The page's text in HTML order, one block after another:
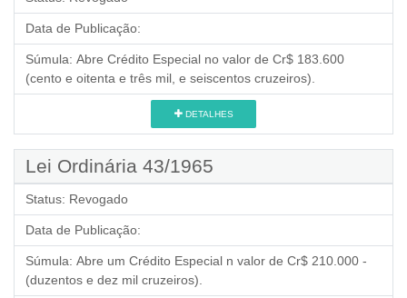
Data de Publicação:
Súmula: Abre Crédito Especial no valor de Cr$ 183.600
(cento e oitenta e três mil, e seiscentos cruzeiros).
DETALHES
Lei Ordinária 43/1965
Status: Revogado
Data de Publicação:
Súmula: Abre um Crédito Especial n valor de Cr$ 210.000 -
(duzentos e dez mil cruzeiros).